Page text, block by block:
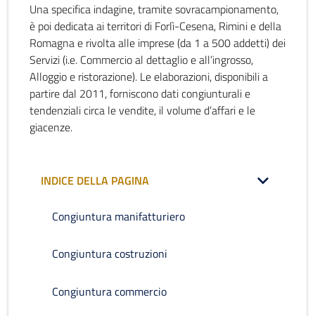
Una specifica indagine, tramite sovracampionamento,
è poi dedicata ai territori di Forlì-Cesena, Rimini e della
Romagna e rivolta alle imprese (da 1 a 500 addetti) dei
Servizi (i.e. Commercio al dettaglio e all’ingrosso,
Alloggio e ristorazione). Le elaborazioni, disponibili a
partire dal 2011, forniscono dati congiunturali e
tendenziali circa le vendite, il volume d’affari e le
giacenze.
INDICE DELLA PAGINA
Congiuntura manifatturiero
Congiuntura costruzioni
Congiuntura commercio